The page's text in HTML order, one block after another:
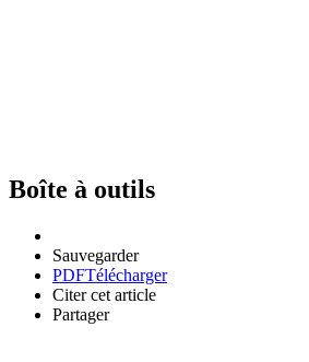
Boîte à outils
Sauvegarder
PDFTélécharger
Citer cet article
Partager